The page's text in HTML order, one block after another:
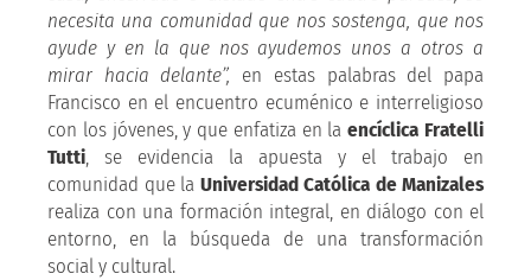
necesita una comunidad que nos sostenga, que nos
ayude y en la que nos ayudemos unos a otros a
mirar hacia delante”, en estas palabras del papa
Francisco en el encuentro ecuménico e interreligioso
con los jóvenes, y que enfatiza en laencíclica Fratelli
Tutti, se evidencia la apuesta y el trabajo en
comunidad que la Universidad Católica de Manizales
realiza con una formación integral, en diálogo con el
entorno, en la búsqueda de una transformación
social y cultural.